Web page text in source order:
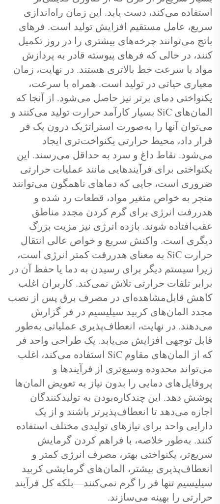
استفاده می‌کند، دست یابد. این زمان راه‌اندازی
سریع، عامل مستقیم افزایش تولید است. فرهای
باتچ می‌توانند چرخه‌های بیشتری را در روز تکمیل
کنند، در حالی که فرهای پیوسته قادر به پردازش
مواد با سرعت خط بالاتری هستند. در نهایت، زمان
معیاری حیاتی در تولید است. همراه با سرعت،
یکنواختی دمای برتر نیز حاصل می‌شود. از آنجا که
المان‌های SiC بسیار کارآمد حرارت تولید می‌کنند و
می‌توان آنها را به‌صورت استراتژیک درون یک فر
قرار داد، محیط حرارتی یکنواخت‌تری ایجاد
می‌شود. نقاط داغ و سرد به حداقل می‌رسند. این
یکنواختی برای فرآیندهایی مانند عملیات حرارتی
ضروری است، جایی که دماهای ناهمگون می‌توانند
منجر به خواص متغیر مواد، قطعات رد شده و
هدررفت انرژی برای گرم کردن مجدد مناطق
عقب‌افتاده شوند. بازده انرژی نیز مزیت بزرگ
دیگری است. واکنش سریع و خواص عالی انتقال
حرارت SiC به معنای هدررفت کمتر انرژی است،
زیرا سیستم دیگر برای رسیدن به دما یا حفظ آن در
برابر تلفات حرارتی تلاش نمی‌کند. کاربران اغلب
کاهش قابل‌مشاهده‌ای در مصرف برق پس از نصب
مجدد المان‌های کربید سیلیسیم در فر گزارش
می‌دهند. در نهایت، انعطاف‌پذیری عملیاتی به‌طور
قابل توجهی افزایش می‌یابد. یک طراحی واحد فر
که از المان‌های مقاوم SiC استفاده می‌کند، اغلب
می‌تواند محدوده وسیع‌تری از فرآیندها و
پروفایل‌های دمایی را بدون نیاز به تعویض المان‌ها
پوشش دهد. این چندکاره‌بودن به تولیدکنندگان
اجازه می‌دهد تا انعطاف‌پذیرتر باشند و از یک
دارایی واحد برای نیازهای تولیدی مختلف استفاده
کنند. به‌طور خلاصه، با فراهم کردن گرمایش
سریع‌تر، یکنواختی بهتر، مصرف انرژی کمتر و
انعطاف‌پذیری بیشتر، المان‌های گرمایشی کربید
سیلیسیم تنها فر را گرم نمی‌کنند—بلکه کل فرآیند
حرارتی را بهینه می‌سازند.